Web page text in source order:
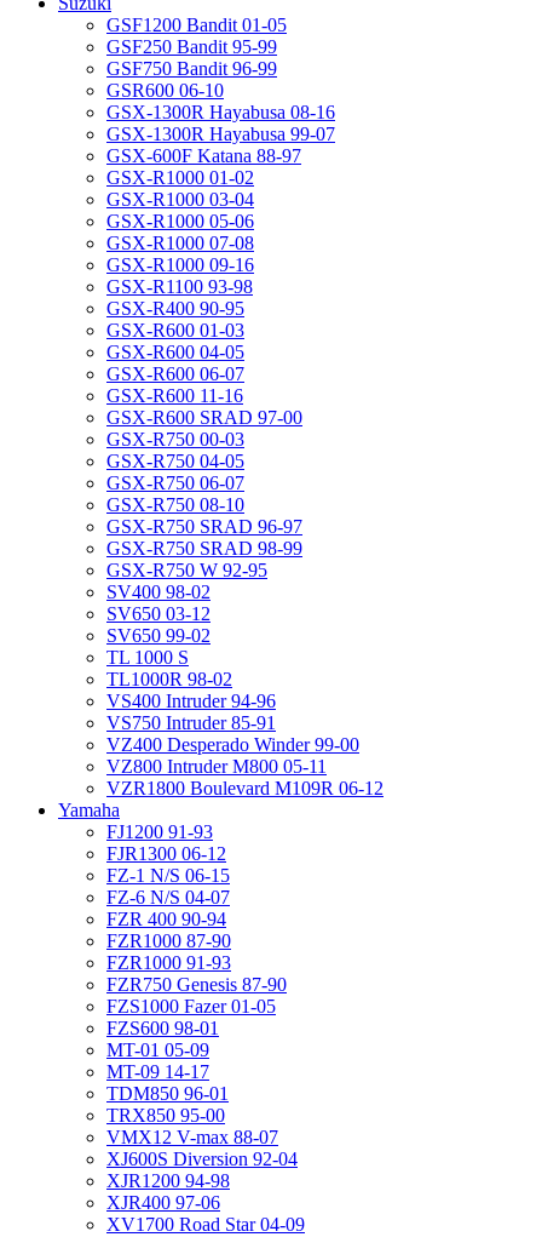
GSF1200 Bandit 01-05
GSF250 Bandit 95-99
GSF750 Bandit 96-99
GSR600 06-10
GSX-1300R Hayabusa 08-16
GSX-1300R Hayabusa 99-07
GSX-600F Katana 88-97
GSX-R1000 01-02
GSX-R1000 03-04
GSX-R1000 05-06
GSX-R1000 07-08
GSX-R1000 09-16
GSX-R1100 93-98
GSX-R400 90-95
GSX-R600 01-03
GSX-R600 04-05
GSX-R600 06-07
GSX-R600 11-16
GSX-R600 SRAD 97-00
GSX-R750 00-03
GSX-R750 04-05
GSX-R750 06-07
GSX-R750 08-10
GSX-R750 SRAD 96-97
GSX-R750 SRAD 98-99
GSX-R750 W 92-95
SV400 98-02
SV650 03-12
SV650 99-02
TL 1000 S
TL1000R 98-02
VS400 Intruder 94-96
VS750 Intruder 85-91
VZ400 Desperado Winder 99-00
VZ800 Intruder M800 05-11
VZR1800 Boulevard M109R 06-12
Yamaha
FJ1200 91-93
FJR1300 06-12
FZ-1 N/S 06-15
FZ-6 N/S 04-07
FZR 400 90-94
FZR1000 87-90
FZR1000 91-93
FZR750 Genesis 87-90
FZS1000 Fazer 01-05
FZS600 98-01
MT-01 05-09
MT-09 14-17
TDM850 96-01
TRX850 95-00
VMX12 V-max 88-07
XJ600S Diversion 92-04
XJR1200 94-98
XJR400 97-06
XV1700 Road Star 04-09